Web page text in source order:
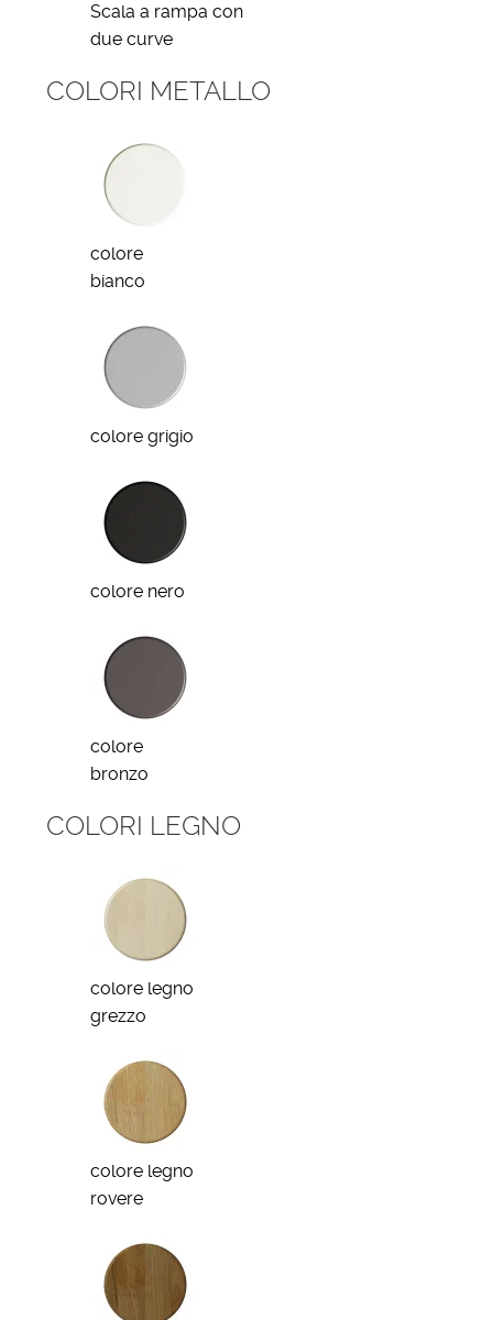
Scala a rampa con
due curve
COLORI METALLO
colore
bianco
colore grigio
colore nero
colore
bronzo
COLORI LEGNO
colore legno
grezzo
colore legno
rovere